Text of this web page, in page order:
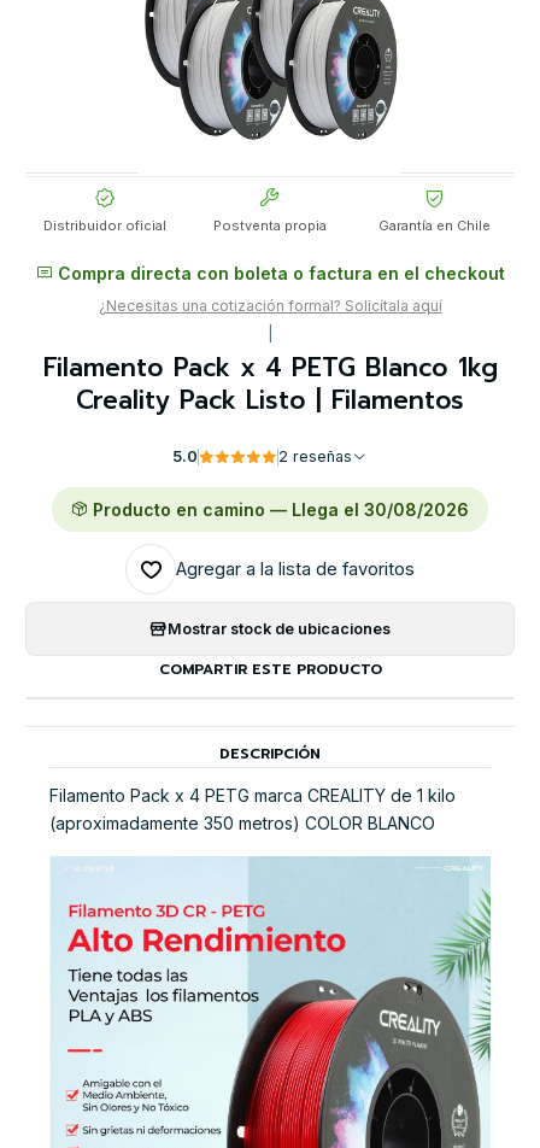
Distribuidor oficial Postventa propia Garantía en Chile
Compra directa con boleta o factura en el checkout
¿Necesitas una cotización formal? Solicítala aquí
Filamento Pack x 4 PETG Blanco 1kg
Creality Pack Listo | Filamentos
5.0 2 reseñas
Producto en camino — Llega el 30/08/2026
Agregar a la lista de favoritos
Mostrar stock de ubicaciones
COMPARTIR ESTE PRODUCTO
DESCRIPCIÓN
Filamento Pack x 4 PETG marca CREALITY de 1 kilo
(aproximadamente 350 metros) COLOR BLANCO